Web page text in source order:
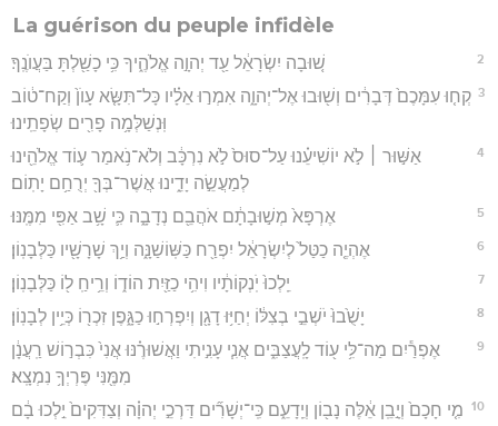
La guérison du peuple infidèle
2 שׁ֚וּבָה יִשְׂרָאֵ֔ל עַ֖ד יְהוָ֣ה אֱלֹהֶ֑יךָ כִּ֥י כָשַׁ֖לְתָּ בַּעֲוֺנֶֽךָ׃
3 קְח֤וּ עִמָּכֶם֙ דְּבָרִ֔ים וְשׁ֖וּבוּ אֶל־יְהוָ֑ה אִמְר֣וּ אֵלָ֗יו כָּל־תִּשָּׂ֤א עָוֺן֙ וְקַח־ט֔וֹב
וּֽנְשַׁלְּמָ֥ה פָרִ֖ים שְׂפָתֵֽינוּ׃
4
אַשּׁ֣וּר ׀ לֹ֣א יוֹשִׁיעֵ֗נוּ עַל־סוּס֙ לֹ֣א נִרְכָּ֔ב וְלֹא־נֹ֥אמַר ע֛וֹד אֱלֹהֵ֖ינוּ
לְמַעֲשֵׂ֣ה יָדֵ֑ינוּ אֲשֶׁר־בְּךָ֖ יְרֻחַ֥ם יָתֽוֹם׃
5 אֶרְפָּא֙ מְשׁ֣וּבָתָ֔ם אֹהֲבֵ֖ם נְדָבָ֑ה כִּ֛י שָׁ֥ב אַפִּ֖י מִמֶּֽנּוּ׃
6 אֶהְיֶ֤ה כַטַּל֙ לְיִשְׂרָאֵ֔ל יִפְרַ֖ח כַּשּֽׁוֹשַׁנָּ֑ה וְיַ֥ךְ שָׁרָשָׁ֖יו כַּלְּבָנֽוֹן׃
7 יֵֽלְכוּ֙ יֹֽנְקוֹתָ֔יו וִיהִ֥י כַזַּ֖יִת הוֹד֑וֹ וְרֵ֥יחַֽ ל֖וֹ כַּלְּבָנֽוֹן׃
8 יָשֻׁ֙בוּ֙ יֹשְׁבֵ֣י בְצִלּ֔וֹ יְחַיּ֥וּ דָגָ֖ן וְיִפְרְח֣וּ כַגָּ֑פֶן זִכְר֖וֹ כְּיֵ֥ין לְבָנֽוֹן׃
9
אֶפְרַ֕יִם מַה־לִּ֥י ע֖וֹד לָֽעֲצַבִּ֑ים אֲנִ֧י עָנִ֣יתִי וַאֲשׁוּרֶ֗נּוּ אֲנִי֙ כִּבְר֣וֹשׁ רַֽעֲנָ֔ן
מִמֶּ֖נִּי פֶּרְיְךָ֥ נִמְצָֽא׃
10
מִ֤י חָכָם֙ וְיָ֣בֵֽן אֵ֔לֶּה נָב֖וֹן וְיֵֽדָעֵ֑ם כִּֽי־יְשָׁרִ֞ים דַּרְכֵ֣י יְהוָ֗ה וְצַדִּקִים֙ יֵ֣לְכוּ בָ֔ם